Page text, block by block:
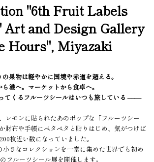
"6th Fruit Labels
and Design Gallery
Hours", Miyazaki
果物は軽やかに国境や赤道を超える。
ら港へ。マーケットから食卓へ。
てくるフルーツシールはいつも旅している ––––
レモンに貼られたあのポップな「フルーツシー
財布や手帳にペタペタと貼りはじめ、気がつけば
枚近い数になっていました。
小さなコレクションを一堂に集めた世界でも初め
フルーツシール展を開催します。